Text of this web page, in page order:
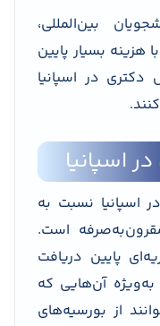
بین‌المللی،
هزینه بسیار پایین
در اسپانیا
اسپانیا
اسپانیا نسبت به
است.
پایین دریافت
به‌ویژه آن‌هایی که
از بورسیه‌های